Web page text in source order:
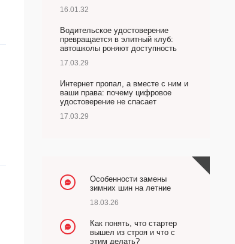
16.01.32
Водительское удостоверение
превращается в элитный клуб:
автошколы роняют доступность
17.03.29
Интернет пропал, а вместе с ним и
ваши права: почему цифровое
удостоверение не спасает
17.03.29
Особенности замены
зимних шин на летние
18.03.26
Как понять, что стартер
вышел из строя и что с
этим делать?